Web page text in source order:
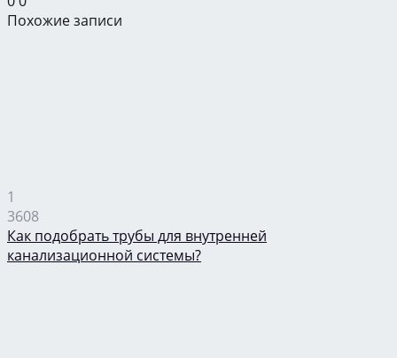
Похожие записи
1
3608
Как подобрать трубы для внутренней
канализационной системы?